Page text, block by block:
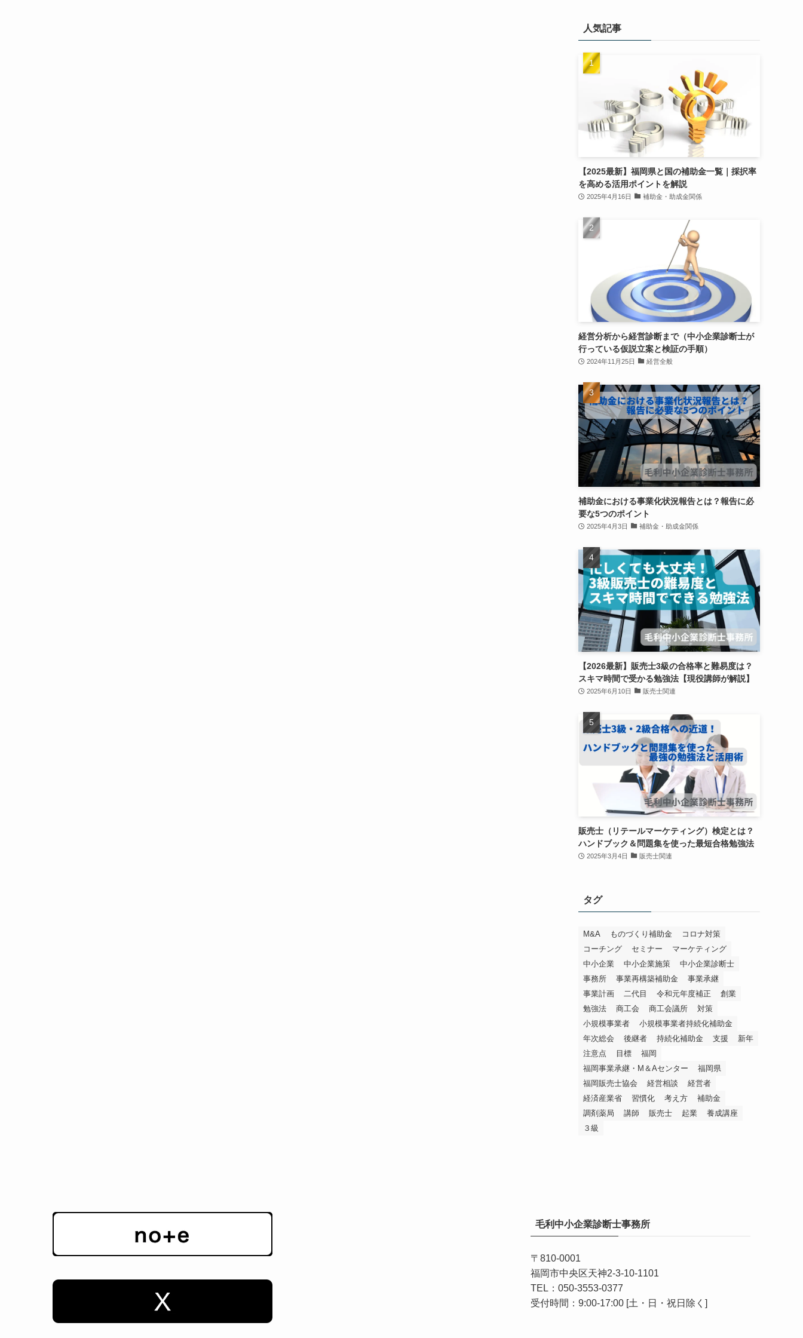
人気記事
【2025最新】福岡県と国の補助金一覧｜採択率
を高める活用ポイントを解説
2025年4月16日 補助金・助成金関係
経営分析から経営診断まで（中小企業診断士が
行っている仮説立案と検証の手順）
2024年11月25日 経営全般
補助金における事業化状況報告とは？報告に必
要な5つのポイント
2025年4月3日 補助金・助成金関係
【2026最新】販売士3級の合格率と難易度は？
スキマ時間で受かる勉強法【現役講師が解説】
2025年6月10日 販売士関連
販売士（リテールマーケティング）検定とは？
ハンドブック＆問題集を使った最短合格勉強法
2025年3月4日 販売士関連
タグ
M&A ものづくり補助金
コロナ対策
コーチング
セミナー
マーケティング
中小企業
中小企業施策
中小企業診断士
事務所
事業再構築補助金
事業承継
事業計画
二代目 令和元年度補正
創業
勉強法
商工会 商工会議所
対策
小規模事業者
小規模事業者持続化補助金
年次総会
後継者 持続化補助金 支援
新年
注意点
目標
福岡
福岡事業承継・M＆Aセンター
福岡県
福岡販売士協会
経営相談
経営者
経済産業省
習慣化 考え方
補助金
調剤薬局
講師 販売士 起業
養成講座
３級
毛利中小企業診断士事務所
〒810-0001
福岡市中央区天神2-3-10-1101
TEL：050-3553-0377
受付時間：9:00-17:00 [土・日・祝日除く]